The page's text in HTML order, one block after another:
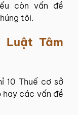
còn vấn đề
tôi.
Luật Tâm
10 Thuế cơ sở
hay các vấn đề